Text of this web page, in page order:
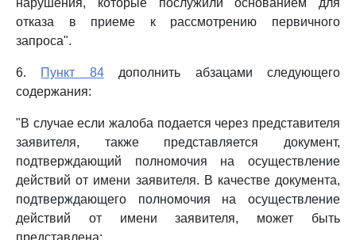
нарушения, которые послужили основанием для
отказа в приеме к рассмотрению первичного
запроса".
6. Пункт 84дополнить абзацами следующего
содержания:
"В случае если жалоба подается через представителя
заявителя, также представляется документ,
подтверждающий полномочия на осуществление
действий от имени заявителя. В качестве документа,
подтверждающего полномочия на осуществление
действий от имени заявителя, может быть
представлена: